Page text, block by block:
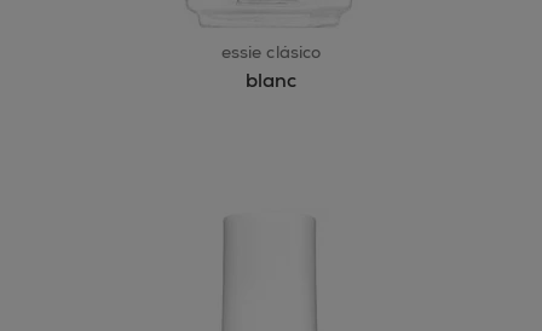
essie clásico
blanc